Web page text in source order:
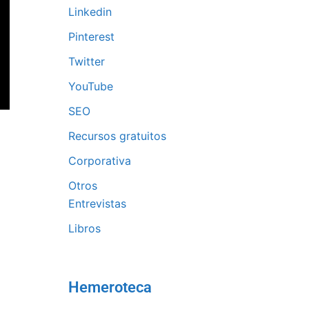
Linkedin
Pinterest
Twitter
YouTube
SEO
Recursos gratuitos
Corporativa
Otros
Entrevistas
Libros
Hemeroteca